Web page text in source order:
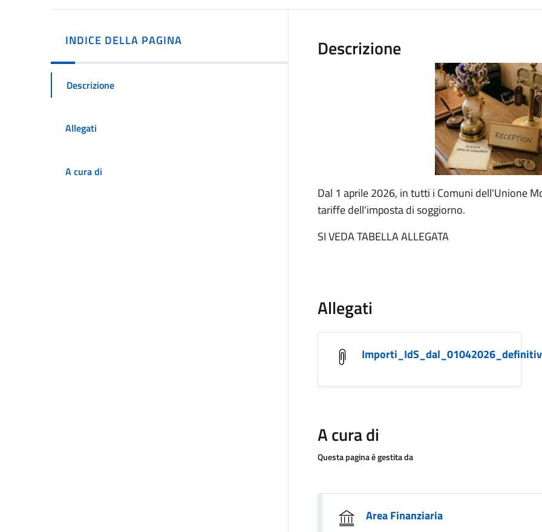
INDICE DELLA PAGINA
Descrizione
Allegati
A cura di
Descrizione
Dal 1 aprile 2026, in tutti i Comuni dell'Unione
tariffe dell'imposta di soggiorno.
SI VEDA TABELLA ALLEGATA
Allegati
A cura di
Questa pagina è gestita da
Area Finanziaria